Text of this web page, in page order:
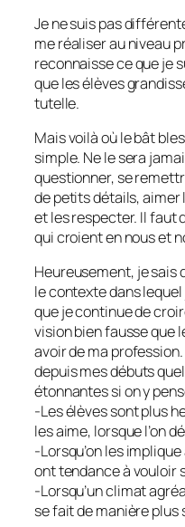
Je ne suis pas
me réaliser au niveau
reconnaisse ce que je
que les élèves
tutelle.
Mais voilà où le bât
simple. Ne le sera
questionner, se
de petits détails,
et les respecter. Il faut
qui croient en nous et
Heureusement, je sais
le contexte dans
que je continue de
vision bien fausse que
avoir de ma
depuis mes débuts
étonnantes si on y
-Les élèves sont plus
les aime, lorsque l’on
-Lorsqu’on les
ont tendance à vouloir
-Lorsqu’un climat
se fait de manière plus